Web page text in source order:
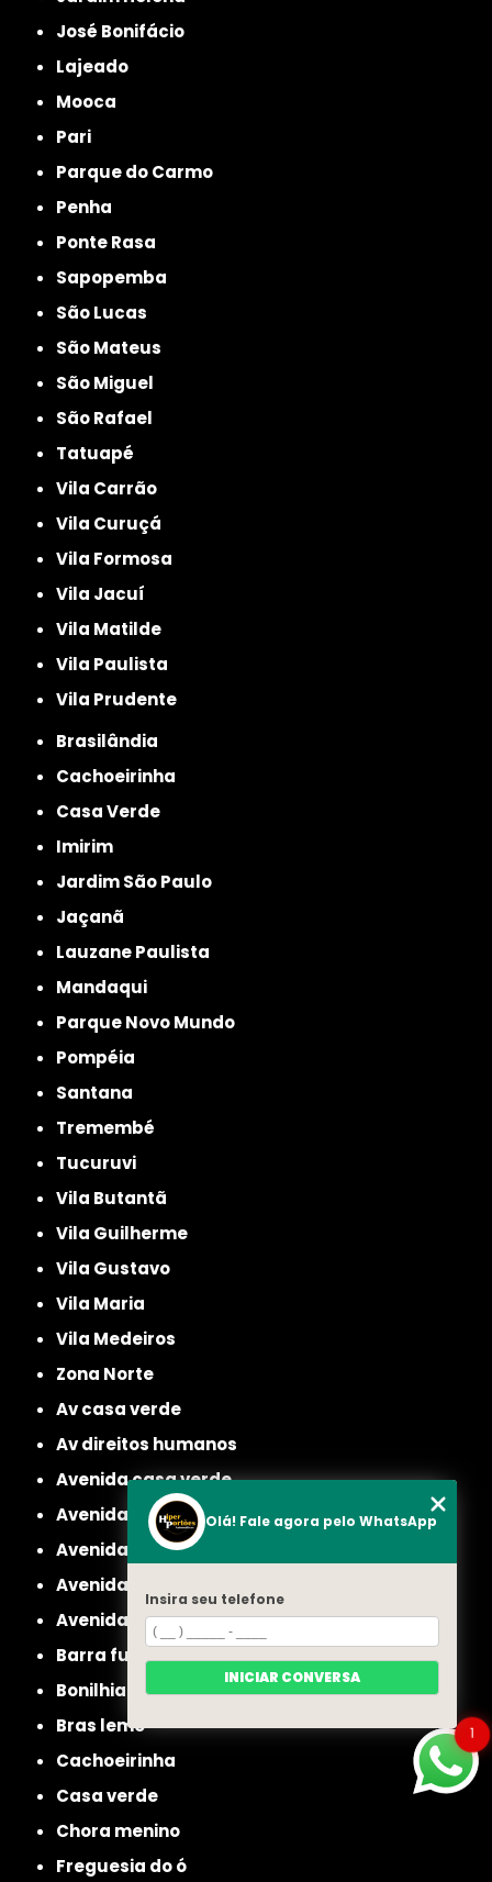
José Bonifácio
Lajeado
Mooca
Pari
Parque do Carmo
Penha
Ponte Rasa
Sapopemba
São Lucas
São Mateus
São Miguel
São Rafael
Tatuapé
Vila Carrão
Vila Curuçá
Vila Formosa
Vila Jacuí
Vila Matilde
Vila Paulista
Vila Prudente
Brasilândia
Cachoeirinha
Casa Verde
Imirim
Jardim São Paulo
Jaçanã
Lauzane Paulista
Mandaqui
Parque Novo Mundo
Pompéia
Santana
Tremembé
Tucuruvi
Vila Butantã
Vila Guilherme
Vila Gustavo
Vila Maria
Vila Medeiros
Zona Norte
av casa verde
av direitos humanos
avenida casa verde
avenida deputado emilio carlos
avenida engenheiro caetano alvares
avenida imirin
avenida inajar de souza
barra funda
bonilhia
bras leme
cachoeirinha
casa verde
chora menino
freguesia do ó
1
Olá! Fale agora pelo WhatsApp
Insira seu telefone
INICIAR CONVERSA